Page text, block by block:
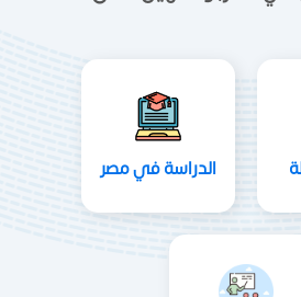
الدراسة في مصر